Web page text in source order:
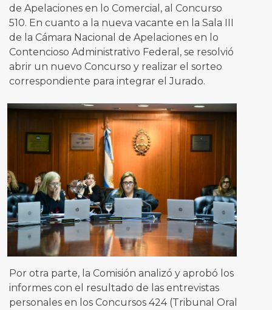
de Apelaciones en lo Comercial, al Concurso
510. En cuanto a la nueva vacante en la Sala III
de la Cámara Nacional de Apelaciones en lo
Contencioso Administrativo Federal, se resolvió
abrir un nuevo Concurso y realizar el sorteo
correspondiente para integrar el Jurado.
Por otra parte, la Comisión analizó y aprobó los
informes con el resultado de las entrevistas
personales en los Concursos 424 (Tribunal Oral